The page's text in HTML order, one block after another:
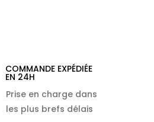
COMMANDE EXPÉDIÉE
EN 24H
Prise en charge dans
les plus brefs délais